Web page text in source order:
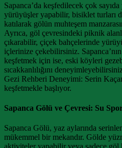
Sapanca’da keşfedilecek çok
yürüyüşler yapabilir, bisiklet turları
katılarak gölün muhteşem
Ayrıca, göl çevresindeki piknik
çıkarabilir, çiçek bahçelerinde
içlerinize çekebilirsiniz.
keşfetmek için ise, eski köyleri
sıcakkanlılığını
Gezi Rehberi Deneyimi: Serin
keşfetmekle başlıyor.
Sapanca Gölü ve Çevresi: Su
Sapanca Gölü, yaz aylarında
mükemmel bir mekandır. Gölde
aktiviteler yapabilir veya sadece göl